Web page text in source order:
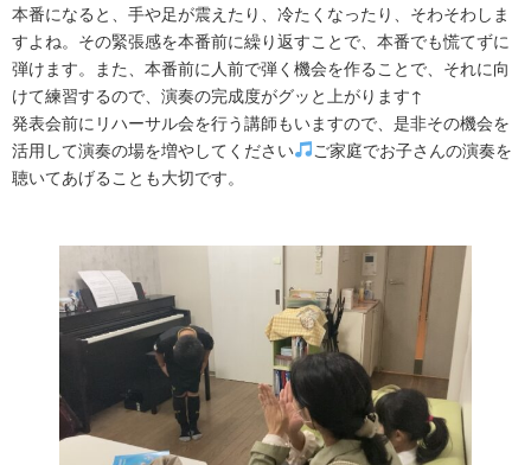
本番になると、手や足が震えたり、冷たくなったり、そわそわしま
すよね。その緊張感を本番前に繰り返すことで、本番でも慌てずに
弾けます。また、本番前に人前で弾く機会を作ることで、それに向
けて練習するので、演奏の完成度がグッと上がります↑
発表会前にリハーサル会を行う講師もいますので、是非その機会を
活用して演奏の場を増やしてください
ご家庭でお子さんの演奏を
聴いてあげることも大切です。